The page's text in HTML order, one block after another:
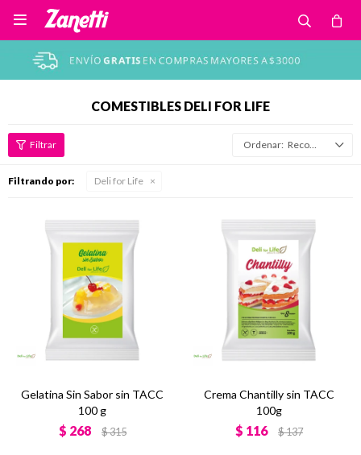

COMESTIBLES DELI FOR LIFE
Recomendados
Filtrando por: Deli for Life
Gelatina Sin Sabor sin TACC
100 g
$ 268 $315
Crema Chantilly sin TACC
100g
$ 116 $137